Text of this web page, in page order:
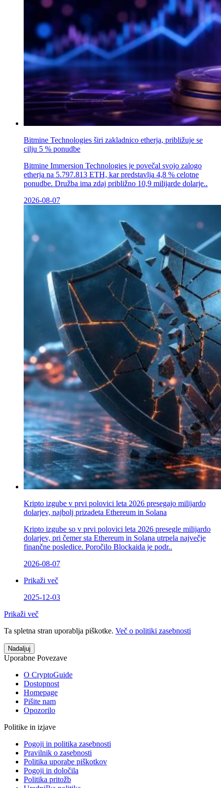
Bitmine Technologies širi zakladnico etherja, približuje se
cilju 5 % ponudbe
Bitmine Immersion Technologies je povečal svojo zalogo
etherja na 5.797.813 ETH, kar predstavlja 4,8 % celotne
ponudbe. Družba ima zdaj približno 10,9 milijarde dolarje..
2026-08-07
Kripto izgube v prvi polovici leta 2026 presegajo milijardo
dolarjev, najbolj prizadeta Ethereum in Solana
Kripto izgube so v prvi polovici leta 2026 presegle milijardo
dolarjev, pri čemer sta Ethereum in Solana utrpela največje
finančne posledice. Poročilo Blockaida je podr..
2026-08-07
Prikaži več
2025-12-03
Prikaži več
Ta spletna stran uporablja piškotke. Več o politiki zasebnosti
Nadaljuj
Uporabne Povezave
O CryptoGuide
Dostopnost
Homepage
Pišite nam
Opozorilo
Politike in izjave
Pogoji in politika zasebnosti
Pravilnik o zasebnosti
Politika uporabe piškotkov
Pogoji in določila
Politika pritožb